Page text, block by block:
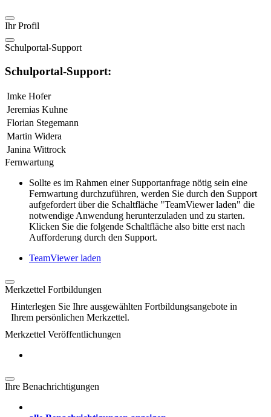
Ihr Profil
Schulportal-Support
Schulportal-Support:
Imke Hofer
Jeremias Kuhne
Florian Stegemann
Martin Widera
Janina Wittrock
Fernwartung
Sollte es im Rahmen einer Supportanfrage nötig sein eine
Fernwartung durchzuführen, werden Sie durch den Support
aufgefordert über die Schaltfläche "TeamViewer laden" die
notwendige Anwendung herunterzuladen und zu starten.
Klicken Sie die folgende Schaltfläche also bitte erst nach
Aufforderung durch den Support.
TeamViewer laden
Merkzettel Fortbildungen
Hinterlegen Sie Ihre ausgewählten Fortbildungsangebote in
Ihrem persönlichen Merkzettel.
Merkzettel Veröffentlichungen
Ihre Benachrichtigungen